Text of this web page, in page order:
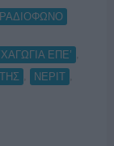
ΡΑΔΙΟΦΩΝΟ
ΕΠΕ’
ΝΕΡΙΤ